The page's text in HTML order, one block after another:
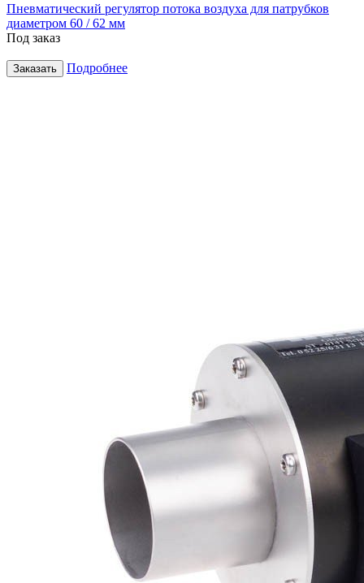
Пневматический регулятор потока воздуха для патрубков
диаметром 60 / 62 мм
Под заказ
Заказать Подробнее